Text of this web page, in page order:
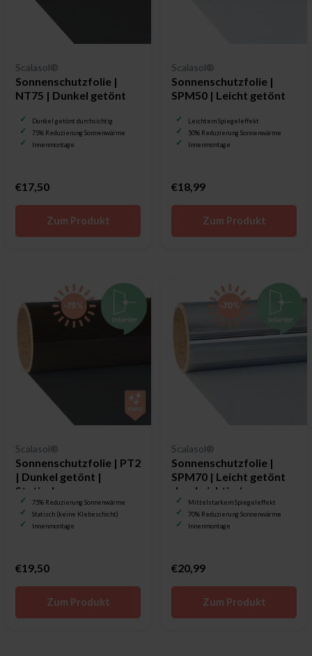
Scalasol®
Sonnenschutzfolie |
NT75 | Dunkel getönt
Dunkel getönt durchsichtig
75% Reduzierung Sonnenwärme
Innenmontage
€17,50
Zum Produkt
Scalasol®
Sonnenschutzfolie |
SPM50 | Leicht getönt
Leichtem Spiegeleffekt
50% Reduzierung Sonnenwärme
Innenmontage
€18,99
Zum Produkt
Scalasol®
Sonnenschutzfolie | PT2
| Dunkel getönt |
Statisch
75% Reduzierung Sonnenwärme
Statisch (keine Klebeschicht)
Innenmontage
€19,50
Zum Produkt
Scalasol®
Sonnenschutzfolie |
SPM70 | Leicht getönt
durchsichtig /
Spiegelfolie
Mittelstarkem Spiegeleffekt
70% Reduzierung Sonnenwärme
Innenmontage
€20,99
Zum Produkt